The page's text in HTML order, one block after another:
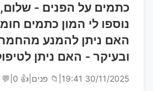
כתמים על הפנים -
נוספו לי המון כתמים
האם ניתן להמנע
ובעיקר - האם ניתן
30/11/2025 19:41 📁 פנים 👍 0
💬 0